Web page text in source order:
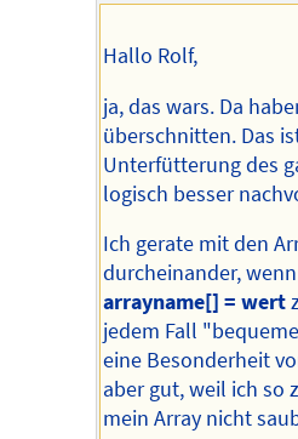
Hallo Rolf,
ja, das wars. Da
überschnitten. Das
Unterfütterung des
logisch besser
Ich gerate mit den
durcheinander,
arrayname[] = wert
jedem Fall
eine Besonderheit
aber gut, weil ich so
mein Array nicht